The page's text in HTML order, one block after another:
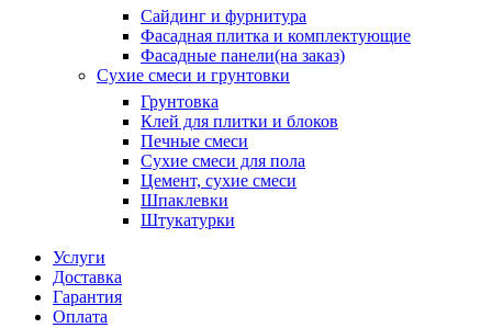
Сайдинг и фурнитура
Фасадная плитка и комплектующие
Фасадные панели(на заказ)
Сухие смеси и грунтовки
Грунтовка
Клей для плитки и блоков
Печные смеси
Сухие смеси для пола
Цемент, сухие смеси
Шпаклевки
Штукатурки
Услуги
Доставка
Гарантия
Оплата